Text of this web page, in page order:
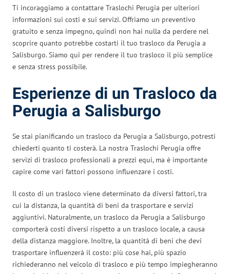
Ti incoraggiamo a contattare Traslochi Perugia per ulteriori
informazioni sui costi e sui servizi. Offriamo un preventivo
gratuito e senza impegno, quindi non hai nulla da perdere nel
scoprire quanto potrebbe costarti il tuo trasloco da Perugia a
Salisburgo. Siamo qui per rendere il tuo trasloco il più semplice
e senza stress possibile.
Esperienze di un Trasloco da
Perugia a Salisburgo
Se stai pianificando un trasloco da Perugia a Salisburgo, potresti
chiederti quanto ti costerà. La nostra Traslochi Perugia offre
servizi di trasloco professionali a prezzi equi, ma è importante
capire come vari fattori possono influenzare i costi.
Il costo di un trasloco viene determinato da diversi fattori, tra
cui la distanza, la quantità di beni da trasportare e servizi
aggiuntivi. Naturalmente, un trasloco da Perugia a Salisburgo
comporterà costi diversi rispetto a un trasloco locale, a causa
della distanza maggiore. Inoltre, la quantità di beni che devi
trasportare influenzerà il costo: più cose hai, più spazio
richiederanno nel veicolo di trasloco e più tempo impiegheranno